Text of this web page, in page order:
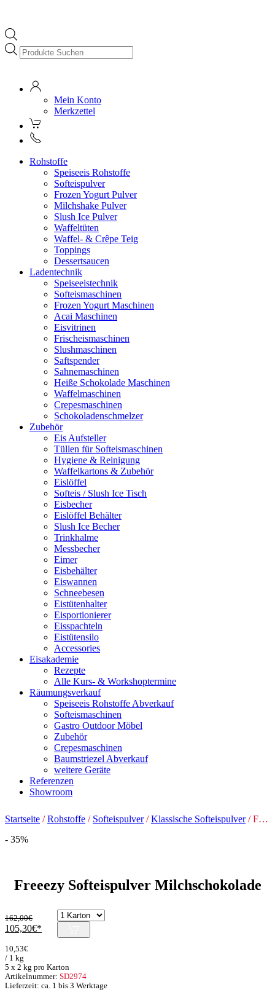
Products
search
Mein Konto
Merkzettel
Rohstoffe
Speiseeis Rohstoffe
Softeispulver
Frozen Yogurt Pulver
Milchshake Pulver
Slush Ice Pulver
Waffeltüten
Waffel- & Crêpe Teig
Toppings
Dessertsaucen
Ladentechnik
Speiseeistechnik
Softeismaschinen
Frozen Yogurt Maschinen
Acai Maschinen
Eisvitrinen
Frischeismaschinen
Slushmaschinen
Saftspender
Sahnemaschinen
Heiße Schokolade Maschinen
Waffelmaschinen
Crepesmaschinen
Schokoladenschmelzer
Zubehör
Eis Aufsteller
Tüllen für Softeismaschinen
Hygiene & Reinigung
Waffelkartons & Zubehör
Eislöffel
Softeis / Slush Ice Tisch
Eisbecher
Eislöffel Behälter
Slush Ice Becher
Trinkhalme
Messbecher
Eimer
Eisbehälter
Eiswannen
Schneebesen
Eistütenhalter
Eisportionierer
Eisspachteln
Eistütensilo
Accessories
Eisakademie
Rezepte
Alle Kurs- & Workshoptermine
Räumungsverkauf
Speiseeis Rohstoffe Abverkauf
Softeismaschinen
Gastro Outdoor Möbel
Zubehör
Crepesmaschinen
Baumstriezel Abverkauf
weitere Geräte
Referenzen
Showroom
Startseite /Rohstoffe / Softeispulver/Klassische Softeispulver/ Freeezy Softeispulver Milchschokolade
- 35%
Freeezy Softeispulver Milchschokolade
162,00€
Ursprünglicher
war:
162,00€
105,30€
Preis
5 x 2 kg pro Karton
Artikelnummer: SD2974
10,53€
/ 1 kg
Lieferzeit: ca. 1 bis 3 Werktage